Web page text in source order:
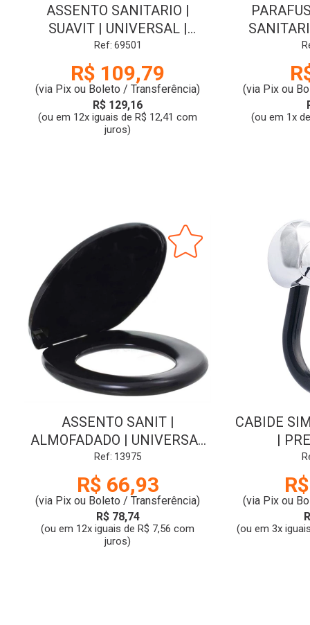
ASSENTO SANITARIO |
SUAVIT | UNIVERSAL |
BRANCO | 404 | TIGRE
Ref: 69501
R$ 109,79
(via Pix ou Boleto / Transferência)
R$ 129,16
(ou em 12x iguais de R$ 12,41 com
juros)
(via Pix ou
(ou em 1x
ASSENTO SANIT |
ALMOFADADO | UNIVERSAL
| PRETO | DUDA
Ref: 13975
R$ 66,93
(via Pix ou Boleto / Transferência)
R$ 78,74
(ou em 12x iguais de R$ 7,56 com
juros)
CABIDE
|
(via Pix ou
(ou em 3x